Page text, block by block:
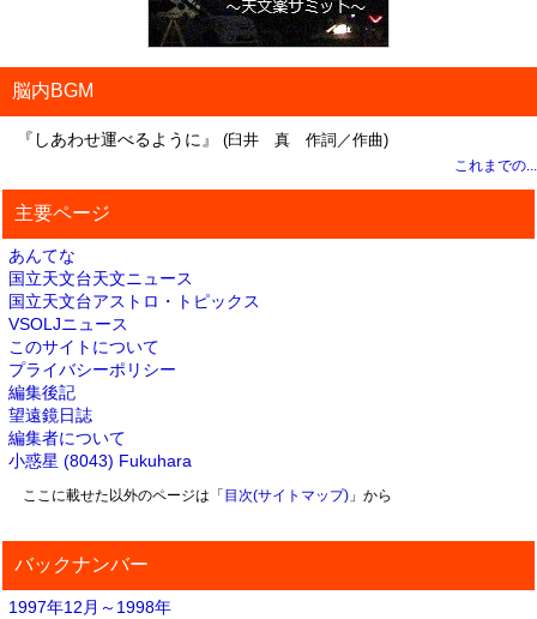
脳内BGM
『しあわせ運べるように』 (臼井 真 作詞／作曲)
これまでの...
主要ページ
あんてな
国立天文台天文ニュース
国立天文台アストロ・トピックス
VSOLJニュース
このサイトについて
プライバシーポリシー
編集後記
望遠鏡日誌
編集者について
小惑星 (8043) Fukuhara
ここに載せた以外のページは「 目次(サイトマップ)」から
バックナンバー
1997年12月～1998年